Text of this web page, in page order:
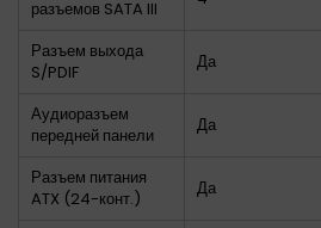
разъемов SATA III
Разъем выхода
S/PDIF
Да
Аудиоразъем
передней панели
Да
Разъем питания
ATX (24-конт.)
Да